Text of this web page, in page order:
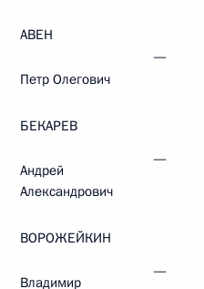
АВЕН
Петр Олегович
—
БЕКАРЕВ
Андрей
Александрович
—
ВОРОЖЕЙКИН
Владимир
—